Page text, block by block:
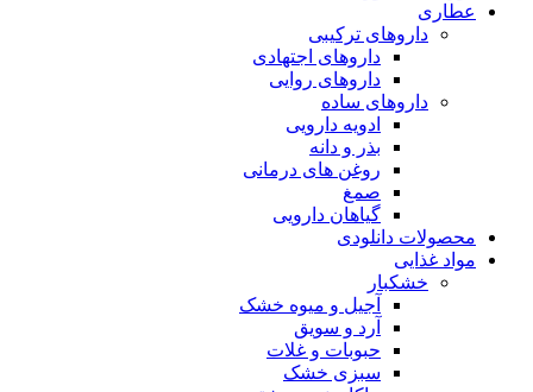
عطاری
داروهای ترکیبی
داروهای اجتهادی
داروهای روایی
داروهای ساده
ادویه دارویی
بذر و دانه
روغن های درمانی
صمغ
گیاهان دارویی
محصولات دانلودی
مواد غذایی
خشکبار
آجیل و میوه خشک
آرد و سویق
حبوبات و غلات
سبزی خشک